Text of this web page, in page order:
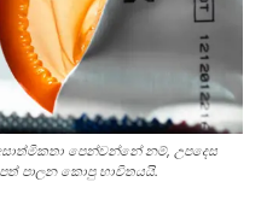
පෙන්වන්නේ නම්, උපදෙස
පාලන කොපු භාවිතයයි.